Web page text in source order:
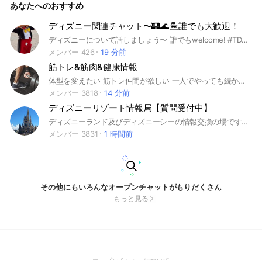
ニーランド #東京ディズニーシー #東京ディズニーリゾート #
ィズニーJCBカード
あなたへのおすすめ
ディズニー関連チャット〜🏰🌊🏝️誰でも大歓迎！
ディズニーについて話しましょう〜 誰でもwelcome! #TDR__now #TDS_now #TDR_MD #TDR__now #TDR_now ＃ツムツム ＃ツイステ ＃ディズニー映画 ＃ディズニーストア #ジャンボリーミッキー #ビッグバンドビート #バケーションパッケージ #ディズニープレミアアクセス #クラブマウスビートダンサー #クラブマウスビート #ディズニークリスマスストーリーズ#ディズニークリスマス #ディズニーハロウィン #ディズニーパルパルーザ #ディズニープリンセス #ディズニーネイル #ディズニーコーデ #ディズニーフード#ディズニーグッズ #ディズニークルーズライン #ディズニープラス #ディズニー写真部 #ディズニーオープンチケット
メンバー 426
19 分前
筋トレ&筋肉&健康情報
体型を変えたい 筋トレ仲間が欲しい 一人でやっても続かない 食事管理について相談したい 何から始めたらいいか分からない そんなあなた😌 ボディメイクのための食事・毎日のトレーニング・使っているサプリや器具などの情報共有をして みんなで頑張りましょう🏆 中学生から大人まで 幅広い世代の仲間が待っています。 お気軽にご参加ください☺️ ※入室後は必ずルールを読んでね！ ⚠️名前とアイコンに注意⚠️ 政治/宗教/下ネタ/反社会的/犯罪/公序良俗に反する内容/その他管理人の判断で告知なく退室処分になる可能性があります。
メンバー 3818
14 分前
ディズニーリゾート情報局【質問受付中】
ディズニーランド及びディズニーシーの情報交換の場です🥳 サブトークルームで海外ディズニーも情報交換可能です！ チケット関連、グッズ関連などの質問もOKです！ 質問に回答してくれる方も募集中！ #ディズニーリゾート #ディズニーランド #ディズニーシー #ディズニーストア #舞浜 #Dハロ #海外ディズニー
メンバー 3831
1 時間前
その他にもいろんなオープンチャットがもりだくさん
もっと見る